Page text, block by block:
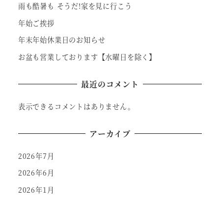
雨も酷暑も そうだ!家を見に行こう
年始ご挨拶
年末年始休業日のお知らせ
お盆も営業しております【水曜日を除く】
最近のコメント
表示できるコメントはありません。
アーカイブ
2026年7月
2026年6月
2026年1月